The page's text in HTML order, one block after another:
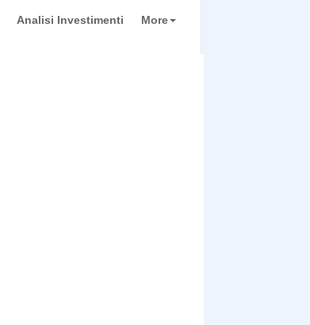
Analisi Investimenti More